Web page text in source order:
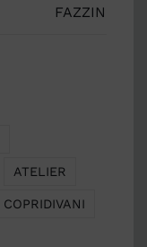
ATELIER
COPRIDIVANI